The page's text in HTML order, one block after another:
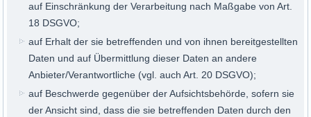
auf Einschränkung der Verarbeitung nach Maßgabe von Art.
18 DSGVO;
auf Erhalt der sie betreffenden und von ihnen bereitgestellten
Daten und auf Übermittlung dieser Daten an andere
Anbieter/Verantwortliche (vgl. auch Art. 20 DSGVO);
auf Beschwerde gegenüber der Aufsichtsbehörde, sofern sie
der Ansicht sind, dass die sie betreffenden Daten durch den